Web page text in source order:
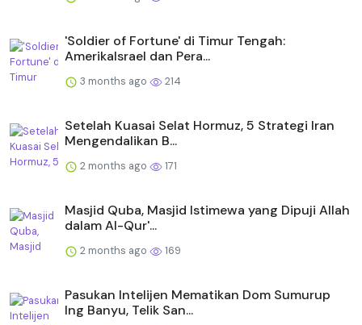
'Soldier of Fortune' di Timur Tengah:
AmerikaIsrael dan Pera...
3 months ago 214
Setelah Kuasai Selat Hormuz, 5 Strategi Iran
Mengendalikan B...
2 months ago 171
Masjid Quba, Masjid Istimewa yang Dipuji Allah
dalam Al-Qur'...
2 months ago 169
Pasukan Intelijen Mematikan Dom Sumurup
Ing Banyu, Telik San...